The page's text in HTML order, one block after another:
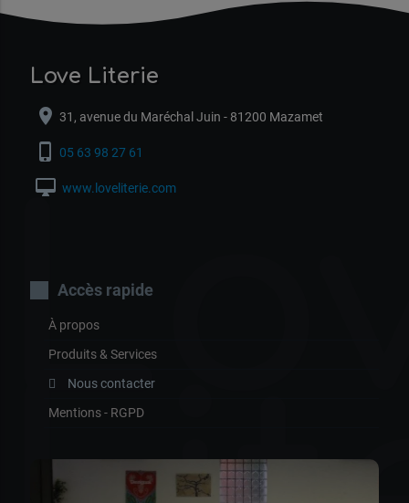
Love Literie
location_on 31, avenue du Maréchal Juin - 81200 Mazamet
phone_iphone 05 63 98 27 61
desktop_mac www.loveliterie.com
Accès rapide
À propos
Produits & Services
Nous contacter
Mentions - RGPD